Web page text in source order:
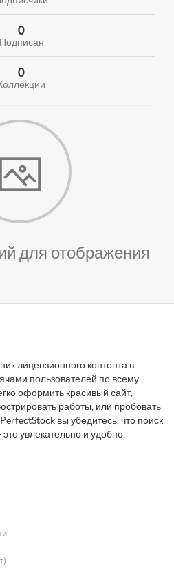
0
Подписан
0
для отображения
лицензионного контента в
пользователей по всему
оформить красивый сайт,
работы, или пробовать
вы убедитесь, что поиск
увлекательно и удобно.